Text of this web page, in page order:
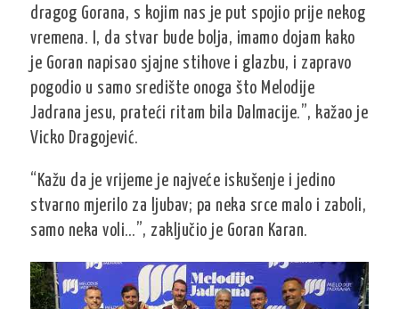
dragog Gorana, s kojim nas je put spojio prije nekog
vremena. I, da stvar bude bolja, imamo dojam kako
je Goran napisao sjajne stihove i glazbu, i zapravo
pogodio u samo središte onoga što Melodije
Jadrana jesu, prateći ritam bila Dalmacije.”, kažao je
Vicko Dragojević.
“Kažu da je vrijeme je najveće iskušenje i jedino
stvarno mjerilo za ljubav; pa neka srce malo i zaboli,
samo neka voli…”, zaključio je Goran Karan.